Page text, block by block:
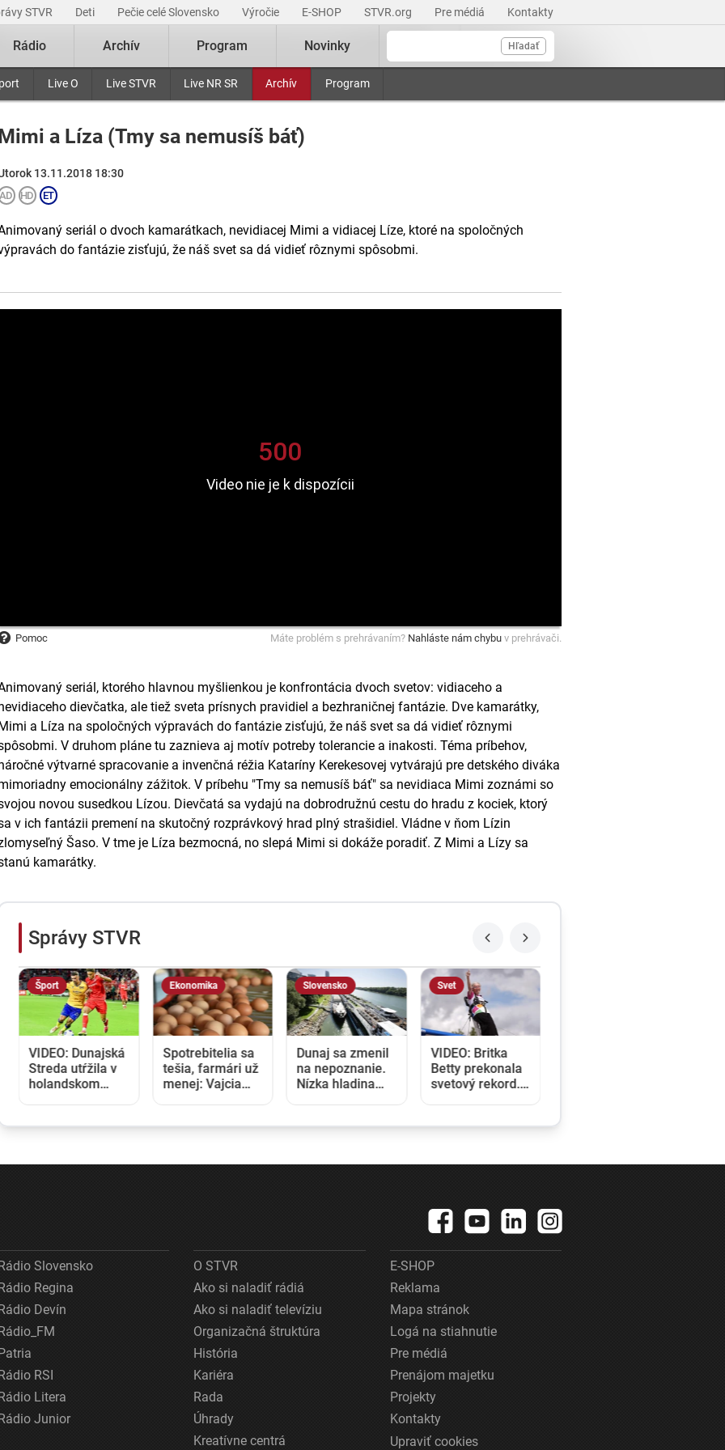
STVR Deti Pečie celé Slovensko Výročie E-SHOP STVR.org Pre médiá Kontakty
Hľadať
Live O Live STVR Live NR SR Archív Program
Rádio Archív Program Novinky
a Líza (Tmy sa nemusíš báť)
13.11.2018 18:30
seriál o dvoch kamarátkach, nevidiacej Mimi a vidiacej Líze, ktoré na spoločných
do fantázie zisťujú, že náš svet sa dá vidieť rôznymi spôsobmi.
Pomoc Máte problém s prehrávaním? Nahláste nám chybu v prehrávači.
seriál, ktorého hlavnou myšlienkou je konfrontácia dvoch svetov: vidiaceho a
dievčatka, ale tiež sveta prísnych pravidiel a bezhraničnej fantázie. Dve kamarátky,
Mimi a Líza na spoločných výpravách do fantázie zisťujú, že náš svet sa dá vidieť rôznymi
V druhom pláne tu zaznieva aj motív potreby tolerancie a inakosti. Téma príbehov,
výtvarné spracovanie a invenčná réžia Kataríny Kerekesovej vytvárajú pre detského diváka
emocionálny zážitok. V príbehu "Tmy sa nemusíš báť" sa nevidiaca Mimi zoznámi so
novou susedkou Lízou. Dievčatá sa vydajú na dobrodružnú cestu do hradu z kociek, ktorý
v ich fantázii premení na skutočný rozprávkový hrad plný strašidiel. Vládne v ňom Lízin
Šaso. V tme je Líza bezmocná, no slepá Mimi si dokáže poradiť. Z Mimi a Lízy sa
kamarátky.
Správy STVR
Šport
VIDEO: Dunajská
Streda utŕžila v
holandskom
odvete sa bude
nemožné
Ekonomika
Spotrebitelia sa
tešia, farmári už
menej: Vajcia
minimum
Slovensko
Dunaj sa zmenil
na nepoznanie.
Nízka hladina
na prepravu
Svet
VIDEO: Britka
Betty prekonala
svetový rekord.
ženou, ktorá
lietadla
Slovensko
Regina
Devín
RSI
Litera
Junior
O STVR
Ako si naladiť rádiá
Ako si naladiť televíziu
Organizačná štruktúra
História
Kariéra
Rada
Úhrady
Kreatívne centrá
E-SHOP
Reklama
Mapa stránok
Logá na stiahnutie
Pre médiá
Prenájom majetku
Projekty
Kontakty
Upraviť cookies